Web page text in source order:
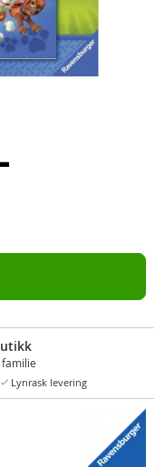
Lynrask levering